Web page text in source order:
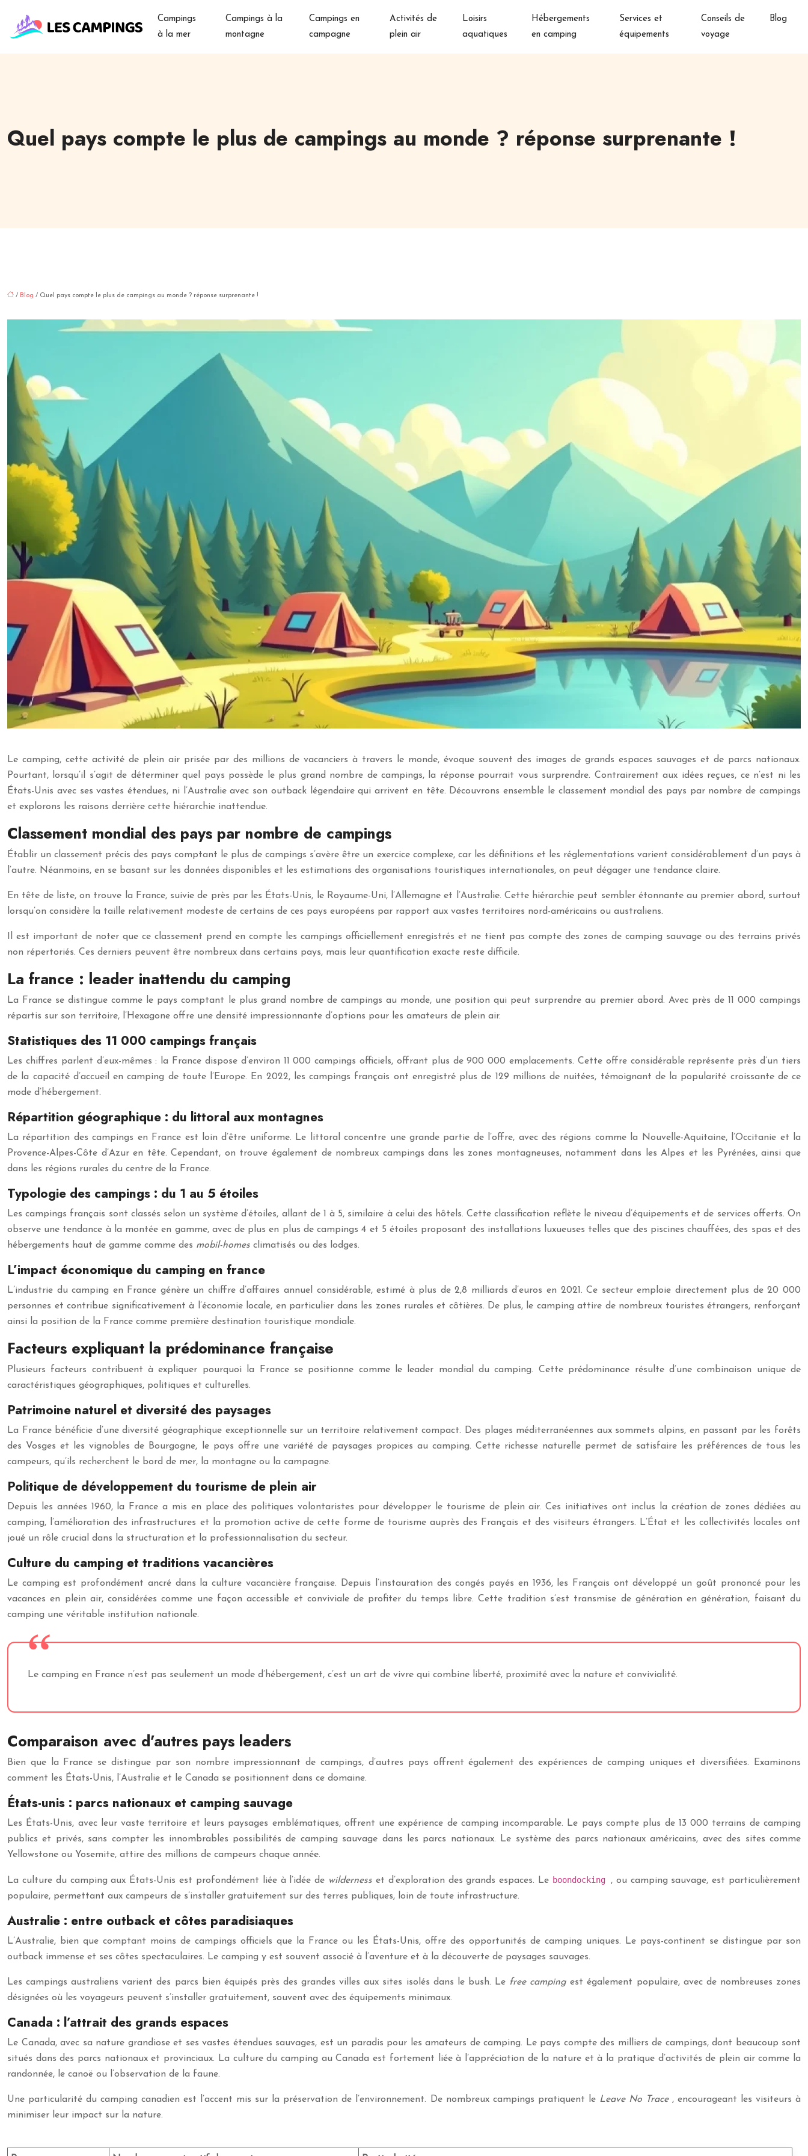
Campings
à la mer
Campings à la
montagne
Campings en
campagne
Activités de
plein air
Loisirs
aquatiques
Hébergements
en camping
Services et
équipements
Conseils de
voyage
Blog
Quel pays compte le plus de campings au monde ? réponse surprenante !
/ Blog / Quel pays compte le plus de campings au monde ? réponse surprenante !
Le camping, cette activité de plein air prisée par des millions de vacanciers à travers le monde, évoque souvent des images de grands espaces sauvages et de parcs nationaux.
Pourtant, lorsqu’il s’agit de déterminer quel pays possède le plus grand nombre de campings, la réponse pourrait vous surprendre. Contrairement aux idées reçues, ce n’est ni les
États-Unis avec ses vastes étendues, ni l’Australie avec son outback légendaire qui arrivent en tête. Découvrons ensemble le classement mondial des pays par nombre de campings
et explorons les raisons derrière cette hiérarchie inattendue.
Classement mondial des pays par nombre de campings
Établir un classement précis des pays comptant le plus de campings s’avère être un exercice complexe, car les définitions et les réglementations varient considérablement d’un pays à
l’autre. Néanmoins, en se basant sur les données disponibles et les estimations des organisations touristiques internationales, on peut dégager une tendance claire.
En tête de liste, on trouve la France, suivie de près par les États-Unis, le Royaume-Uni, l’Allemagne et l’Australie. Cette hiérarchie peut sembler étonnante au premier abord, surtout
lorsqu’on considère la taille relativement modeste de certains de ces pays européens par rapport aux vastes territoires nord-américains ou australiens.
Il est important de noter que ce classement prend en compte les campings officiellement enregistrés et ne tient pas compte des zones de camping sauvage ou des terrains privés
non répertoriés. Ces derniers peuvent être nombreux dans certains pays, mais leur quantification exacte reste difficile.
La france : leader inattendu du camping
La France se distingue comme le pays comptant le plus grand nombre de campings au monde, une position qui peut surprendre au premier abord. Avec près de 11 000 campings
répartis sur son territoire, l’Hexagone offre une densité impressionnante d’options pour les amateurs de plein air.
Statistiques des 11 000 campings français
Les chiffres parlent d’eux-mêmes : la France dispose d’environ 11 000 campings officiels, offrant plus de 900 000 emplacements. Cette offre considérable représente près d’un tiers
de la capacité d’accueil en camping de toute l’Europe. En 2022, les campings français ont enregistré plus de 129 millions de nuitées, témoignant de la popularité croissante de ce
mode d’hébergement.
Répartition géographique : du littoral aux montagnes
La répartition des campings en France est loin d’être uniforme. Le littoral concentre une grande partie de l’offre, avec des régions comme la Nouvelle-Aquitaine, l’Occitanie et la
Provence-Alpes-Côte d’Azur en tête. Cependant, on trouve également de nombreux campings dans les zones montagneuses, notamment dans les Alpes et les Pyrénées, ainsi que
dans les régions rurales du centre de la France.
Typologie des campings : du 1 au 5 étoiles
Les campings français sont classés selon un système d’étoiles, allant de 1 à 5, similaire à celui des hôtels. Cette classification reflète le niveau d’équipements et de services offerts. On
observe une tendance à la montée en gamme, avec de plus en plus de campings 4 et 5 étoiles proposant des installations luxueuses telles que des piscines chauffées, des spas et des
hébergements haut de gamme comme des mobil-homes climatisés ou des lodges.
L’impact économique du camping en france
L’industrie du camping en France génère un chiffre d’affaires annuel considérable, estimé à plus de 2,8 milliards d’euros en 2021. Ce secteur emploie directement plus de 20 000
personnes et contribue significativement à l’économie locale, en particulier dans les zones rurales et côtières. De plus, le camping attire de nombreux touristes étrangers, renforçant
ainsi la position de la France comme première destination touristique mondiale.
Facteurs expliquant la prédominance française
Plusieurs facteurs contribuent à expliquer pourquoi la France se positionne comme le leader mondial du camping. Cette prédominance résulte d’une combinaison unique de
caractéristiques géographiques, politiques et culturelles.
Patrimoine naturel et diversité des paysages
La France bénéficie d’une diversité géographique exceptionnelle sur un territoire relativement compact. Des plages méditerranéennes aux sommets alpins, en passant par les forêts
des Vosges et les vignobles de Bourgogne, le pays offre une variété de paysages propices au camping. Cette richesse naturelle permet de satisfaire les préférences de tous les
campeurs, qu’ils recherchent le bord de mer, la montagne ou la campagne.
Politique de développement du tourisme de plein air
Depuis les années 1960, la France a mis en place des politiques volontaristes pour développer le tourisme de plein air. Ces initiatives ont inclus la création de zones dédiées au
camping, l’amélioration des infrastructures et la promotion active de cette forme de tourisme auprès des Français et des visiteurs étrangers. L’État et les collectivités locales ont
joué un rôle crucial dans la structuration et la professionnalisation du secteur.
Culture du camping et traditions vacancières
Le camping est profondément ancré dans la culture vacancière française. Depuis l’instauration des congés payés en 1936, les Français ont développé un goût prononcé pour les
vacances en plein air, considérées comme une façon accessible et conviviale de profiter du temps libre. Cette tradition s’est transmise de génération en génération, faisant du
camping une véritable institution nationale.
Le camping en France n’est pas seulement un mode d’hébergement, c’est un art de vivre qui combine liberté, proximité avec la nature et convivialité.
Comparaison avec d’autres pays leaders
Bien que la France se distingue par son nombre impressionnant de campings, d’autres pays offrent également des expériences de camping uniques et diversifiées. Examinons
comment les États-Unis, l’Australie et le Canada se positionnent dans ce domaine.
États-unis : parcs nationaux et camping sauvage
Les États-Unis, avec leur vaste territoire et leurs paysages emblématiques, offrent une expérience de camping incomparable. Le pays compte plus de 13 000 terrains de camping
publics et privés, sans compter les innombrables possibilités de camping sauvage dans les parcs nationaux. Le système des parcs nationaux américains, avec des sites comme
Yellowstone ou Yosemite, attire des millions de campeurs chaque année.
La culture du camping aux États-Unis est profondément liée à l’idée de wilderness et d’exploration des grands espaces. Le boondocking , ou camping sauvage, est particulièrement
populaire, permettant aux campeurs de s’installer gratuitement sur des terres publiques, loin de toute infrastructure.
Australie : entre outback et côtes paradisiaques
L’Australie, bien que comptant moins de campings officiels que la France ou les États-Unis, offre des opportunités de camping uniques. Le pays-continent se distingue par son
outback immense et ses côtes spectaculaires. Le camping y est souvent associé à l’aventure et à la découverte de paysages sauvages.
Les campings australiens varient des parcs bien équipés près des grandes villes aux sites isolés dans le bush. Le free campingest également populaire, avec de nombreuses zones
désignées où les voyageurs peuvent s’installer gratuitement, souvent avec des équipements minimaux.
Canada : l’attrait des grands espaces
Le Canada, avec sa nature grandiose et ses vastes étendues sauvages, est un paradis pour les amateurs de camping. Le pays compte des milliers de campings, dont beaucoup sont
situés dans des parcs nationaux et provinciaux. La culture du camping au Canada est fortement liée à l’appréciation de la nature et à la pratique d’activités de plein air comme la
randonnée, le canoë ou l’observation de la faune.
Une particularité du camping canadien est l’accent mis sur la préservation de l’environnement. De nombreux campings pratiquent le Leave No Trace , encourageant les visiteurs à
minimiser leur impact sur la nature.